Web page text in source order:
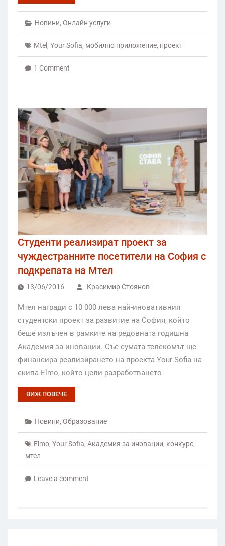
Новини, Онлайн услуги
Mtel, Your Sofia, мобилно приложение, проект
1 Comment
Студенти реализират проект за
чуждестранните посетители на София с
подкрепата на Мтел
13/06/2016 Красимир Стоянов
Мтел награди с 10 000 лева най-иновативния
студентски проект за развитие на София, който
беше излъчен в рамките на редовната годишна
Академия за иновации. Със сумата телекомът ще
финансира реализирането на проекта Your Sofia на
екипа Elmo, който цели разработването
ВИЖ ПОВЕЧЕ
Новини, Образование
Elmo, Your Sofia, Академия за иновации, конкурс,
мтел
Leave a comment